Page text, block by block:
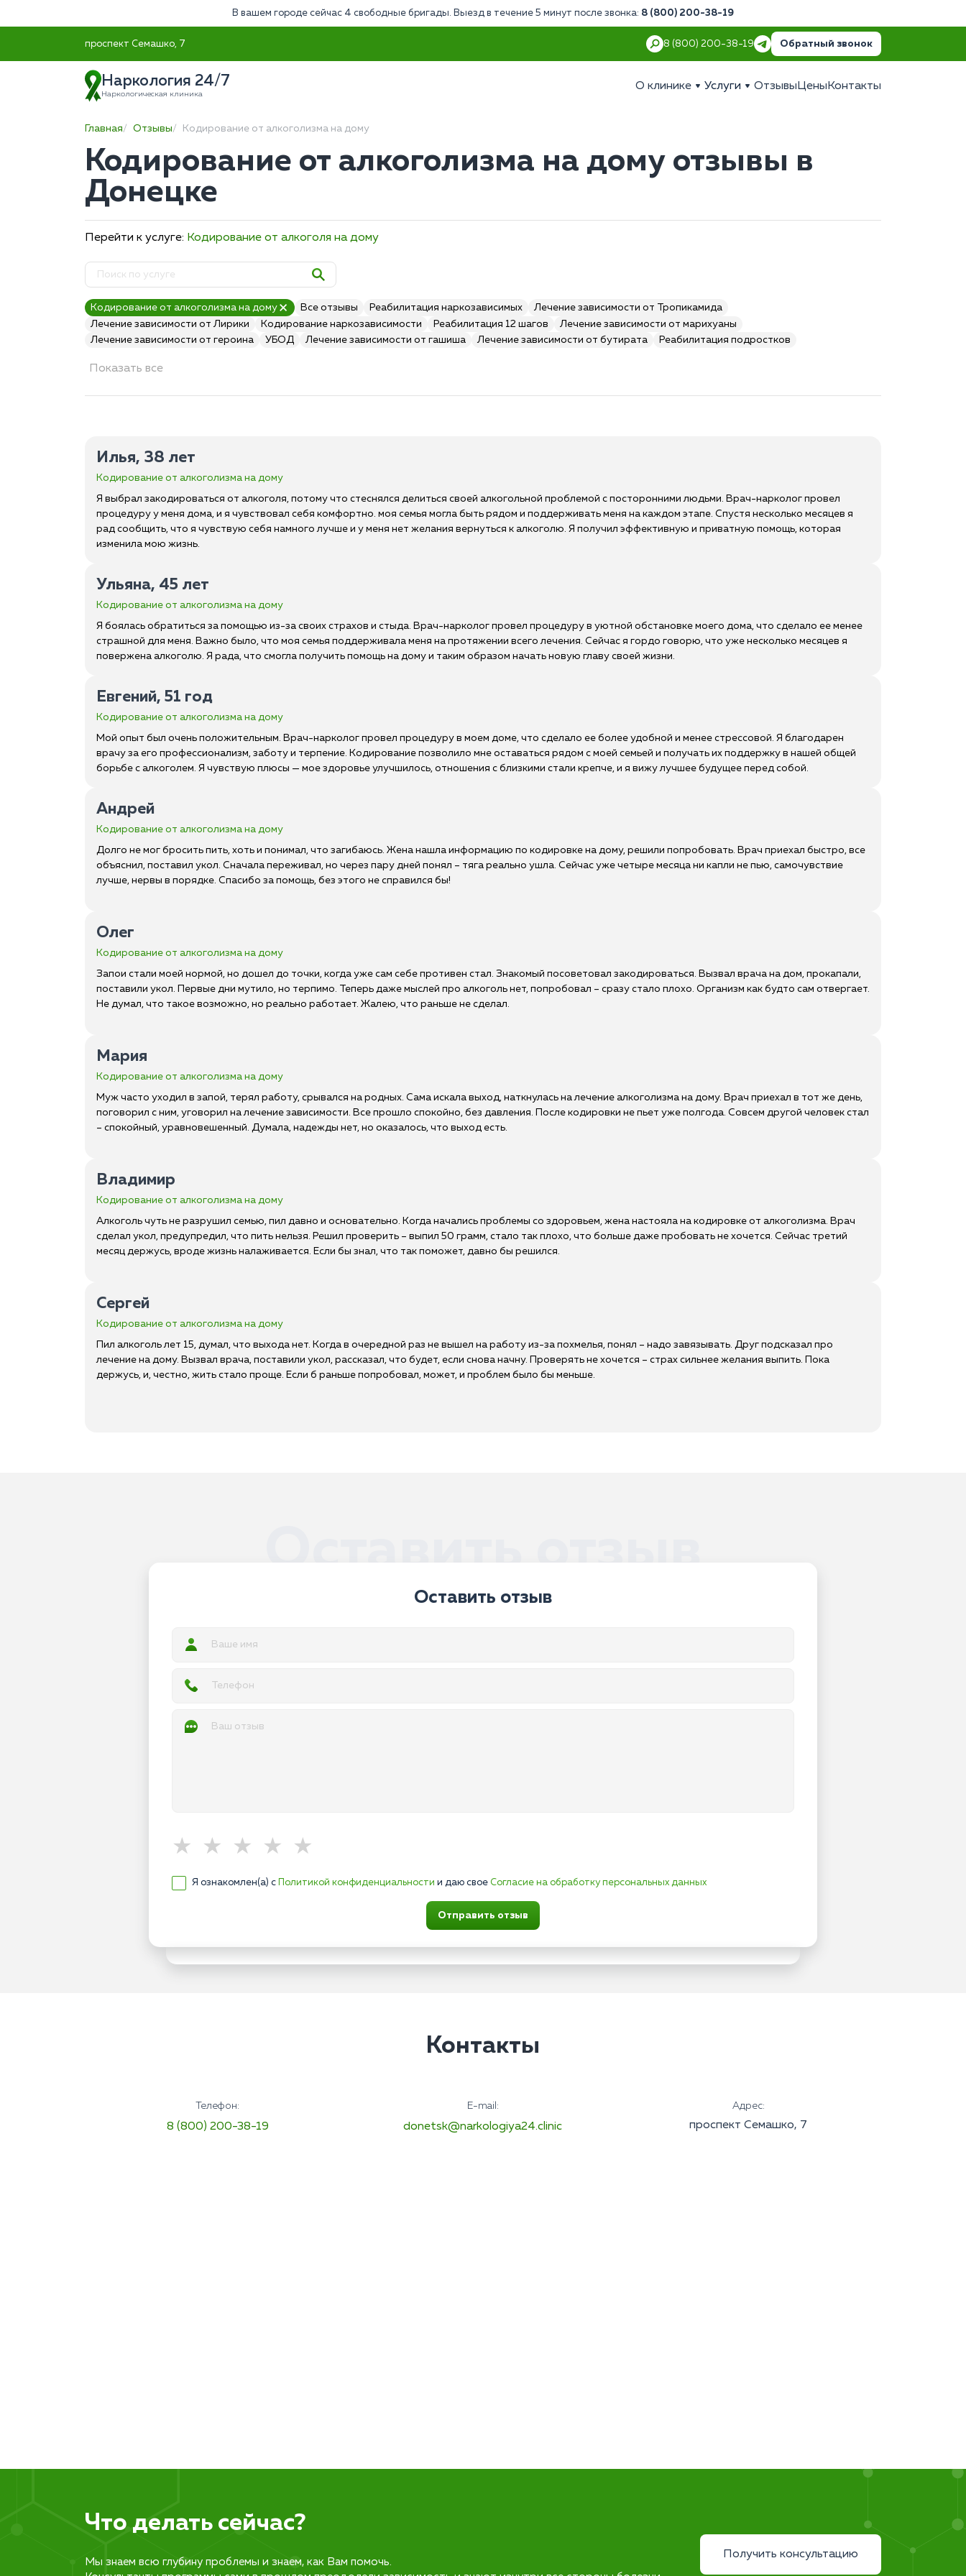
В вашем городе сейчас 4 свободные бригады. Выезд в течение 5 минут после звонка: 8 (800) 200-38-19
проспект Семашко, 7 8 (800) 200-38-19 Обратный звонок
Наркология 24/7
Наркологическая клиника
О клинике Услуги Отзывы Цены Контакты
Главная Отзывы Кодирование от алкоголизма на дому
Кодирование от алкоголизма на дому отзывы в
Донецке
Перейти к услуге: Кодирование от алкоголя на дому
Кодирование от алкоголизма на дому Все отзывы Реабилитация наркозависимых
Лечение зависимости от Тропикамида
Лечение зависимости от Лирики
Кодирование наркозависимости Реабилитация 12 шагов
Лечение зависимости от марихуаны
Лечение зависимости от героина
УБОД Лечение зависимости от гашиша Лечение зависимости от бутирата Реабилитация подростков
Показать все
Илья, 38 лет
Кодирование от алкоголизма на дому
Я выбрал закодироваться от алкоголя, потому что стеснялся делиться своей алкогольной проблемой с посторонними людьми. Врач-нарколог провел
процедуру у меня дома, и я чувствовал себя комфортно. моя семья могла быть рядом и поддерживать меня на каждом этапе. Спустя несколько месяцев я
рад сообщить, что я чувствую себя намного лучше и у меня нет желания вернуться к алкоголю. Я получил эффективную и приватную помощь, которая
изменила мою жизнь.
Ульяна, 45 лет
Кодирование от алкоголизма на дому
Я боялась обратиться за помощью из-за своих страхов и стыда. Врач-нарколог провел процедуру в уютной обстановке моего дома, что сделало ее менее
страшной для меня. Важно было, что моя семья поддерживала меня на протяжении всего лечения. Сейчас я гордо говорю, что уже несколько месяцев я
повержена алкоголю. Я рада, что смогла получить помощь на дому и таким образом начать новую главу своей жизни.
Евгений, 51 год
Кодирование от алкоголизма на дому
Мой опыт был очень положительным. Врач-нарколог провел процедуру в моем доме, что сделало ее более удобной и менее стрессовой. Я благодарен
врачу за его профессионализм, заботу и терпение. Кодирование позволило мне оставаться рядом с моей семьей и получать их поддержку в нашей общей
борьбе с алкоголем. Я чувствую плюсы — мое здоровье улучшилось, отношения с близкими стали крепче, и я вижу лучшее будущее перед собой.
Андрей
Кодирование от алкоголизма на дому
Долго не мог бросить пить, хоть и понимал, что загибаюсь. Жена нашла информацию по кодировке на дому, решили попробовать. Врач приехал быстро, все
объяснил, поставил укол. Сначала переживал, но через пару дней понял – тяга реально ушла. Сейчас уже четыре месяца ни капли не пью, самочувствие
лучше, нервы в порядке. Спасибо за помощь, без этого не справился бы!
Олег
Кодирование от алкоголизма на дому
Запои стали моей нормой, но дошел до точки, когда уже сам себе противен стал. Знакомый посоветовал закодироваться. Вызвал врача на дом, прокапали,
поставили укол. Первые дни мутило, но терпимо. Теперь даже мыслей про алкоголь нет, попробовал – сразу стало плохо. Организм как будто сам отвергает.
Не думал, что такое возможно, но реально работает. Жалею, что раньше не сделал.
Мария
Кодирование от алкоголизма на дому
Муж часто уходил в запой, терял работу, срывался на родных. Сама искала выход, наткнулась на лечение алкоголизма на дому. Врач приехал в тот же день,
поговорил с ним, уговорил на лечение зависимости. Все прошло спокойно, без давления. После кодировки не пьет уже полгода. Совсем другой человек стал
– спокойный, уравновешенный. Думала, надежды нет, но оказалось, что выход есть.
Владимир
Кодирование от алкоголизма на дому
Алкоголь чуть не разрушил семью, пил давно и основательно. Когда начались проблемы со здоровьем, жена настояла на кодировке от алкоголизма. Врач
сделал укол, предупредил, что пить нельзя. Решил проверить – выпил 50 грамм, стало так плохо, что больше даже пробовать не хочется. Сейчас третий
месяц держусь, вроде жизнь налаживается. Если бы знал, что так поможет, давно бы решился.
Сергей
Кодирование от алкоголизма на дому
Пил алкоголь лет 15, думал, что выхода нет. Когда в очередной раз не вышел на работу из-за похмелья, понял – надо завязывать. Друг подсказал про
лечение на дому. Вызвал врача, поставили укол, рассказал, что будет, если снова начну. Проверять не хочется – страх сильнее желания выпить. Пока
держусь, и, честно, жить стало проще. Если б раньше попробовал, может, и проблем было бы меньше.
Оставить отзыв
Оставить отзыв
Я ознакомлен(а) с Политикой конфиденциальности и даю свое Согласие на обработку персональных данных
Отправить отзыв
Контакты
Телефон:
8 (800) 200-38-19
E-mail:
donetsk@narkologiya24.clinic
Адрес:
проспект Семашко, 7
Что делать сейчас?
Мы знаем всю глубину проблемы и знаем, как Вам помочь.
Получить консультацию